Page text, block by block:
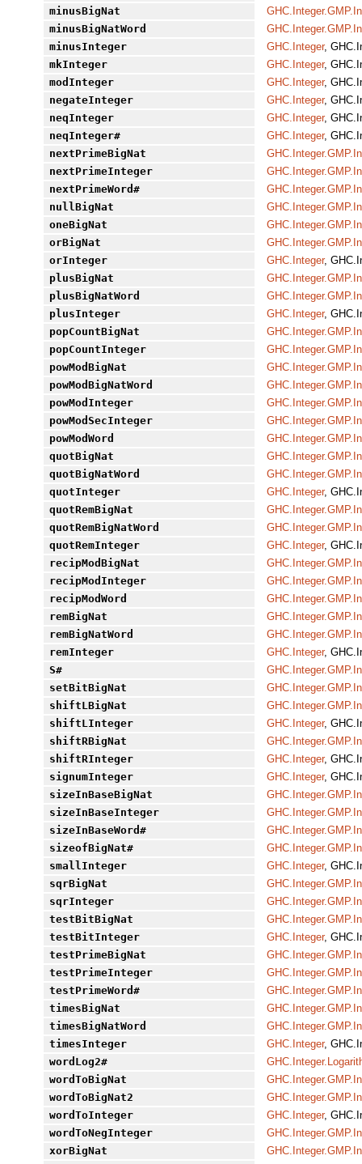
minusBigNat
minusBigNatWord
minusInteger
GHC.Integer,
mkInteger
GHC.Integer,
modInteger
GHC.Integer,
negateInteger
GHC.Integer,
neqInteger
GHC.Integer,
neqInteger#
GHC.Integer,
nextPrimeBigNat
nextPrimeInteger
nextPrimeWord#
nullBigNat
oneBigNat
orBigNat
orInteger
GHC.Integer,
plusBigNat
plusBigNatWord
plusInteger
GHC.Integer,
popCountBigNat
popCountInteger
powModBigNat
powModBigNatWord
powModInteger
powModSecInteger
powModWord
quotBigNat
quotBigNatWord
quotInteger
GHC.Integer,
quotRemBigNat
quotRemBigNatWord
quotRemInteger
GHC.Integer,
recipModBigNat
recipModInteger
recipModWord
remBigNat
remBigNatWord
remInteger
GHC.Integer,
S#
setBitBigNat
shiftLBigNat
shiftLInteger
GHC.Integer,
shiftRBigNat
shiftRInteger
GHC.Integer,
signumInteger
GHC.Integer,
sizeInBaseBigNat
sizeInBaseInteger
sizeInBaseWord#
sizeofBigNat#
smallInteger
GHC.Integer,
sqrBigNat
sqrInteger
testBitBigNat
testBitInteger
GHC.Integer,
testPrimeBigNat
testPrimeInteger
testPrimeWord#
timesBigNat
timesBigNatWord
timesInteger
GHC.Integer,
wordLog2#
wordToBigNat
wordToBigNat2
wordToInteger
GHC.Integer,
wordToNegInteger
xorBigNat